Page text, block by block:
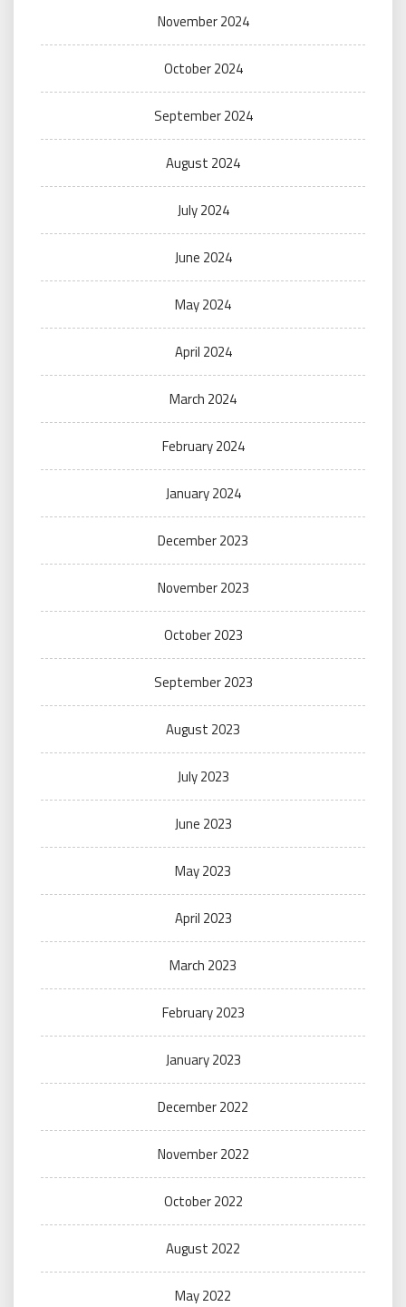
November 2024
October 2024
September 2024
August 2024
July 2024
June 2024
May 2024
April 2024
March 2024
February 2024
January 2024
December 2023
November 2023
October 2023
September 2023
August 2023
July 2023
June 2023
May 2023
April 2023
March 2023
February 2023
January 2023
December 2022
November 2022
October 2022
August 2022
May 2022